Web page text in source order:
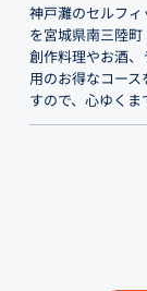
神戸灘のセルフ
を宮城県南三陸
創作料理やお酒
用のお得なコー
すので、心ゆくま